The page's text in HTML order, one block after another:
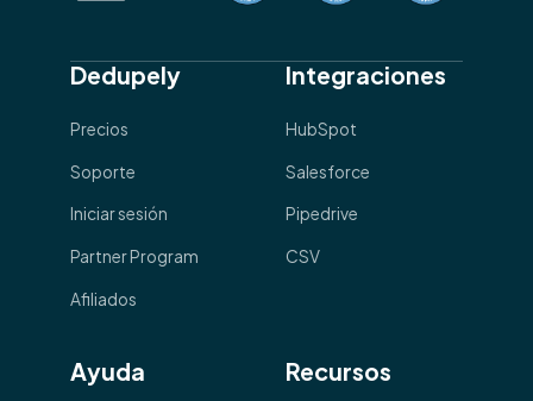
Dedupely
Precios
Soporte
Iniciar sesión
Partner Program
Afiliados
Integraciones
HubSpot
Salesforce
Pipedrive
CSV
Ayuda Recursos